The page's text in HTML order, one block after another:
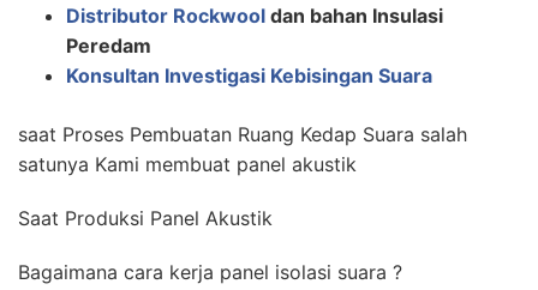
Distributor Rockwool dan bahan Insulasi
Peredam
Konsultan Investigasi Kebisingan Suara
saat Proses Pembuatan Ruang Kedap Suara salah
satunya Kami membuat panel akustik
Saat Produksi Panel Akustik
Bagaimana cara kerja panel isolasi suara ?